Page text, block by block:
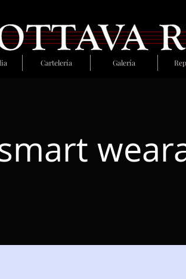
Cartelería Galería